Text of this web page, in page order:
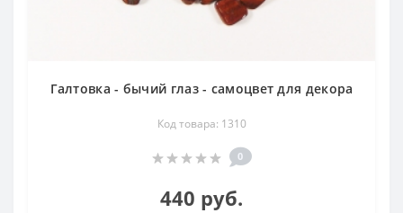
Галтовка - бычий глаз - самоцвет для декора
Код товара: 1310
0
440 руб.